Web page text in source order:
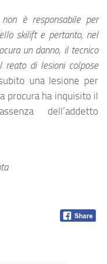
è responsabile per
skilift e pertanto, nel
un danno, il tecnico
reato di lesioni colpose
una lesione per
procura ha inquisito il
dell’addetto